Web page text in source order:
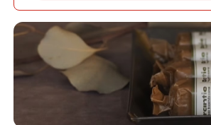
ルなサブレ缶になります。 食感や風味の違い
い。 コロンとした可愛いフォルムの缶に詰め